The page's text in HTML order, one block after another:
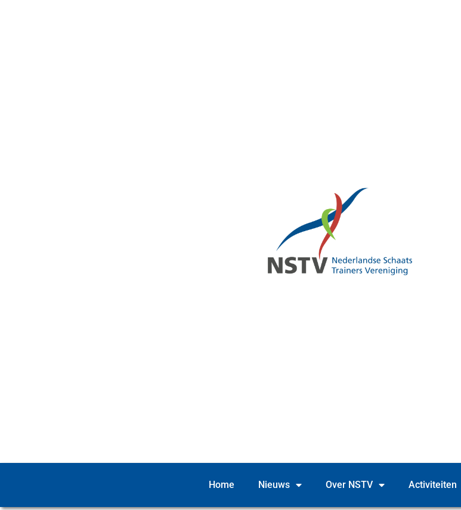
Home Nieuws Over NSTV Activiteiten